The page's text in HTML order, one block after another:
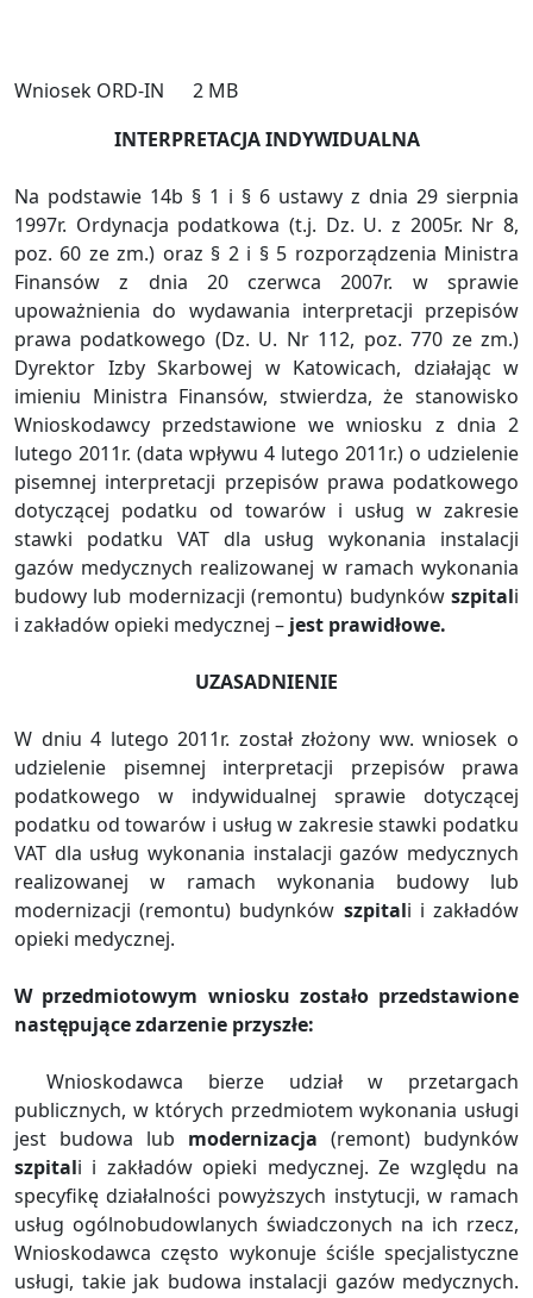
Wniosek ORD-IN
2 MB
INTERPRETACJA INDYWIDUALNA
Na podstawie 14b § 1 i § 6 ustawy z dnia 29 sierpnia
1997r. Ordynacja podatkowa (t.j. Dz. U. z 2005r. Nr 8,
poz. 60 ze zm.) oraz § 2 i § 5 rozporządzenia Ministra
Finansów z dnia 20 czerwca 2007r. w sprawie
upoważnienia do wydawania interpretacji przepisów
prawa podatkowego (Dz. U. Nr 112, poz. 770 ze zm.)
Dyrektor Izby Skarbowej w Katowicach, działając w
imieniu Ministra Finansów, stwierdza, że stanowisko
Wnioskodawcy przedstawione we wniosku z dnia 2
lutego 2011r. (data wpływu 4 lutego 2011r.) o udzielenie
pisemnej interpretacji przepisów prawa podatkowego
dotyczącej podatku od towarów i usług w zakresie
stawki podatku VAT dla usług wykonania instalacji
gazów medycznych realizowanej w ramach wykonania
budowy lub modernizacji (remontu) budynków szpitali
i zakładów opieki medycznej – jest prawidłowe.
UZASADNIENIE
W dniu 4 lutego 2011r. został złożony ww. wniosek o
udzielenie pisemnej interpretacji przepisów prawa
podatkowego w indywidualnej sprawie dotyczącej
podatku od towarów i usług w zakresie stawki podatku
VAT dla usług wykonania instalacji gazów medycznych
realizowanej w ramach wykonania budowy lub
modernizacji (remontu) budynków szpitali i zakładów
opieki medycznej.
W przedmiotowym wniosku zostało przedstawione
następujące zdarzenie przyszłe:
Wnioskodawca bierze udział w przetargach
publicznych, w których przedmiotem wykonania usługi
jest budowa lub modernizacja (remont) budynków
szpitali i zakładów opieki medycznej. Ze względu na
specyfikę działalności powyższych instytucji, w ramach
usług ogólnobudowlanych świadczonych na ich rzecz,
Wnioskodawca często wykonuje ściśle specjalistyczne
usługi, takie jak budowa instalacji gazów medycznych.